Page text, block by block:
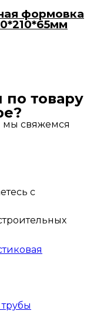
формовка
по товару
мы свяжемся
с